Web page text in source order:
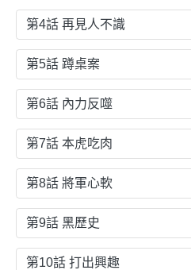
第4話 再見人不識
第5話 蹲桌案
第6話 內力反噬
第7話 本虎吃肉
第8話 將軍心軟
第9話 黑歷史
第10話 打出興趣